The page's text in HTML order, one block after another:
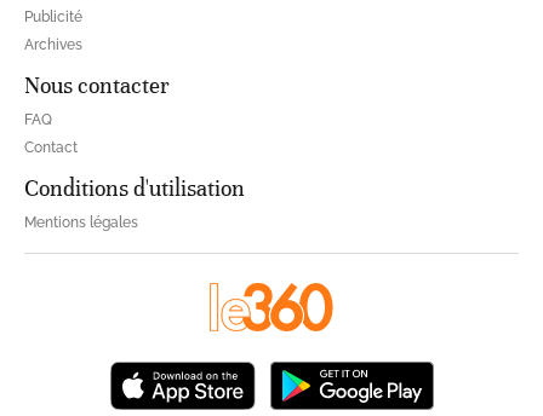
Publicité
Archives
Nous contacter
FAQ
Contact
Conditions d'utilisation
Mentions légales